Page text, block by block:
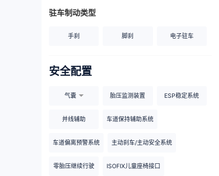
驻车制动类型
手刹 脚刹 电子驻车
安全配置
气囊 胎压监测装置 ESP稳定系统
并线辅助 车道保持辅助系统
车道偏离预警系统 主动刹车/主动安全系统
零胎压继续行驶 ISOFIX儿童座椅接口